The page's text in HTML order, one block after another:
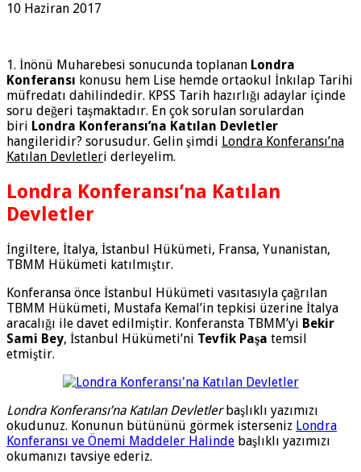
10 Haziran 2017
1. İnönü Muharebesi sonucunda toplanan Londra
Konferansı konusu hem Lise hemde ortaokul İnkılap Tarihi
müfredatı dahilindedir. KPSS Tarih hazırlığı adaylar içinde
soru değeri taşmaktadır. En çok sorulan sorulardan
biri Londra Konferansı’na Katılan Devletler
hangileridir? sorusudur. Gelin şimdi Londra Konferansı’na
Katılan Devletleri derleyelim.
Londra Konferansı’na Katılan
Devletler
İngiltere, İtalya, İstanbul Hükümeti, Fransa, Yunanistan,
TBMM Hükümeti katılmıştır.
Konferansa önce İstanbul Hükümeti vasıtasıyla çağrılan
TBMM Hükümeti, Mustafa Kemal’in tepkisi üzerine İtalya
aracalığı ile davet edilmiştir. Konferansta TBMM’yi Bekir
Sami Bey, İstanbul Hükümeti’ni Tevfik Paşa temsil
etmiştir.
Londra Konferansı’na Katılan Devletlerbaşlıklı yazımızı
okudunuz. Konunun bütününü görmek isterseniz Londra
Konferansı ve Önemi Maddeler Halinde başlıklı yazımızı
okumanızı tavsiye ederiz.